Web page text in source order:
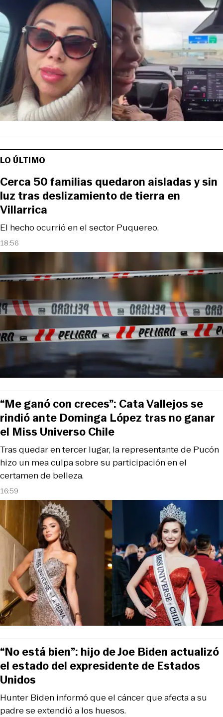
LO ÚLTIMO
18:56
El hecho ocurrió en el sector Puquereo.
Cerca 50 familias quedaron aisladas y sin
luz tras deslizamiento de tierra en
Villarrica
16:59
Tras quedar en tercer lugar, la representante de Pucón
hizo un mea culpa sobre su participación en el
certamen de belleza.
“Me ganó con creces”: Cata Vallejos se
rindió ante Dominga López tras no ganar
el Miss Universo Chile
Hunter Biden informó que el cáncer que afecta a su
padre se extendió a los huesos.
“No está bien”: hijo de Joe Biden actualizó
el estado del expresidente de Estados
Unidos